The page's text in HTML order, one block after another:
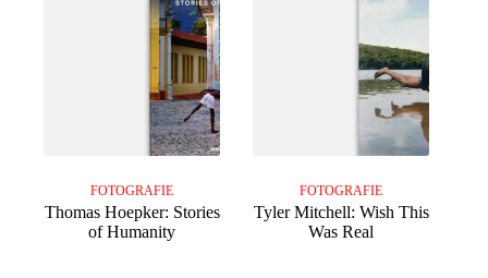
FOTOGRAFIE
Thomas Hoepker: Stories
of Humanity
FOTOGRAFIE
Tyler Mitchell: Wish This
Was Real